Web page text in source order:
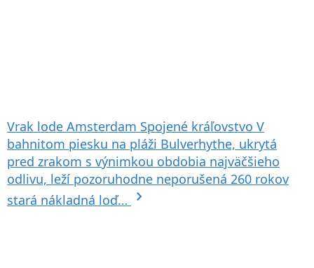
Vrak lode Amsterdam Spojené kráľovstvo V
bahnitom piesku na pláži Bulverhythe, ukrytá
pred zrakom s výnimkou obdobia najväčšieho
odlivu, leží pozoruhodne neporušená 260 rokov
stará nákladná loď… chevron_right